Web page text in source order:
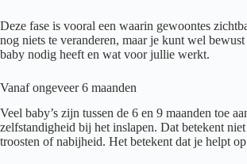
Deze fase is vooral een waarin gewoontes
nog niets te veranderen, maar je kunt wel
baby nodig heeft en wat voor jullie werkt.
Vanaf ongeveer 6 maanden
Veel baby’s zijn tussen de 6 en 9 maanden toe
zelfstandigheid bij het inslapen. Dat betekent
troosten of nabijheid. Het betekent dat je helpt